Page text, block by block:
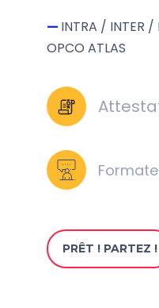
— INTRA / INTER /
OPCO ATLAS
PRÊT ! PARTEZ !